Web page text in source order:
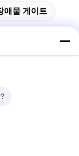
애물 게이트